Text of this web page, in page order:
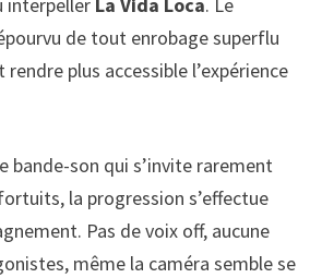
interpeller La Vida Loca. Le
de tout enrobage superflu
plus accessible l’expérience
bande-son qui s’invite rarement
la progression s’effectue
Pas de voix off, aucune
même la caméra semble se